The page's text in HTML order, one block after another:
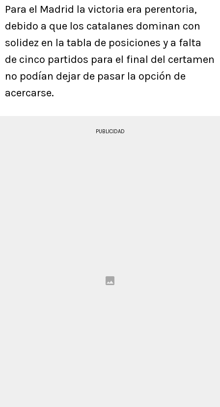
Para el Madrid la victoria era perentoria,
debido a que los catalanes dominan con
solidez en la tabla de posiciones y a falta
de cinco partidos para el final del certamen
no podían dejar de pasar la opción de
acercarse.
PUBLICIDAD